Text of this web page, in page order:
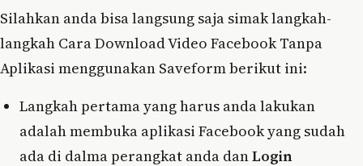
Silahkan anda bisa langsung saja simak langkah-
langkah Cara Download Video Facebook Tanpa
Aplikasi menggunakan Saveform berikut ini:
Langkah pertama yang harus anda lakukan
adalah membuka aplikasi Facebook yang sudah
ada di dalma perangkat anda danLogin